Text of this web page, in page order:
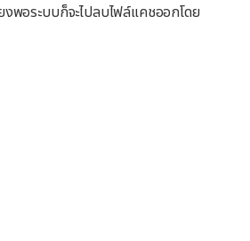
พอระบบก็จะไปลบไฟล์แคชออกโดย